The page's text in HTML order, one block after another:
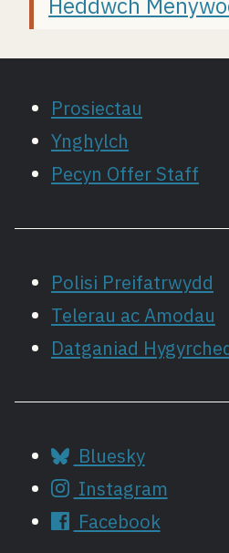
Prosiectau
Ynghylch
Pecyn Offer Staff
Polisi Preifatrwydd
Telerau ac Amodau
Datganiad
Bluesky
Instagram
Facebook